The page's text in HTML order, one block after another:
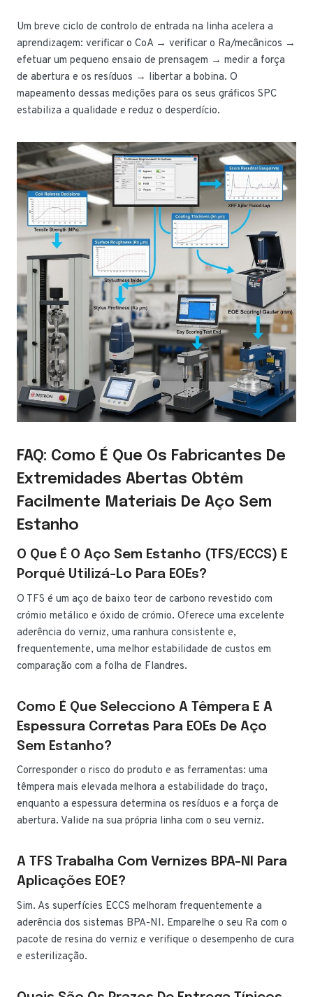
Um breve ciclo de controlo de entrada na linha acelera a
aprendizagem: verificar o CoA → verificar o Ra/mecânicos →
efetuar um pequeno ensaio de prensagem → medir a força
de abertura e os resíduos → libertar a bobina. O
mapeamento dessas medições para os seus gráficos SPC
estabiliza a qualidade e reduz o desperdício.
FAQ: Como É Que Os Fabricantes De
Extremidades Abertas Obtêm
Facilmente Materiais De Aço Sem
Estanho
O Que É O Aço Sem Estanho (TFS/ECCS) E
Porquê Utilizá-Lo Para EOEs?
O TFS é um aço de baixo teor de carbono revestido com
crómio metálico e óxido de crómio. Oferece uma excelente
aderência do verniz, uma ranhura consistente e,
frequentemente, uma melhor estabilidade de custos em
comparação com a folha de Flandres.
Como É Que Selecciono A Têmpera E A
Espessura Corretas Para EOEs De Aço
Sem Estanho?
Corresponder o risco do produto e as ferramentas: uma
têmpera mais elevada melhora a estabilidade do traço,
enquanto a espessura determina os resíduos e a força de
abertura. Valide na sua própria linha com o seu verniz.
A TFS Trabalha Com Vernizes BPA-NI Para
Aplicações EOE?
Sim. As superfícies ECCS melhoram frequentemente a
aderência dos sistemas BPA-NI. Emparelhe o seu Ra com o
pacote de resina do verniz e verifique o desempenho de cura
e esterilização.